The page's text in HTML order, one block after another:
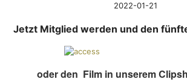
2022-01-21
Jetzt Mitglied werden und den
oder den Film in unserem